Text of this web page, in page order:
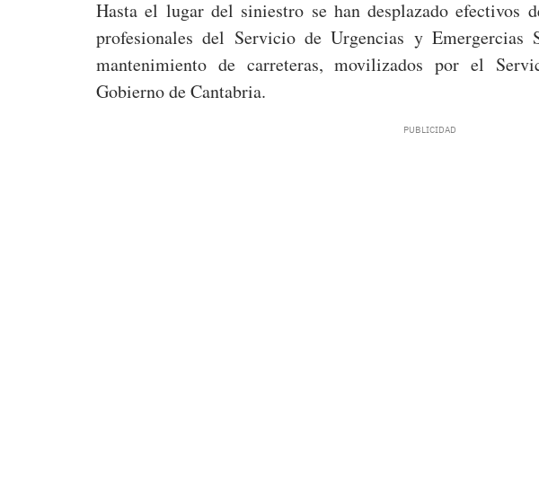
Hasta el lugar del siniestro se han desplazado efectivos
profesionales del Servicio de Urgencias y Emergercias
mantenimiento de carreteras, movilizados por el
Gobierno de Cantabria.